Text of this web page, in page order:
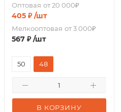
Оптовая от 20 000₽
405 ₽ /шт
Мелкооптовая от 3 000₽
567 ₽ /шт
В КОРЗИНУ
50 48